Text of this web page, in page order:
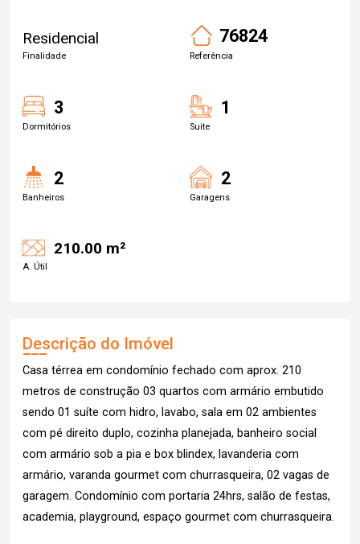
Residencial
Finalidade
76824
Referência
3
Dormitórios
1
Suite
2
Banheiros
2
Garagens
210.00 m²
A. Útil
Descrição do Imóvel
Casa térrea em condomínio fechado com aprox. 210
metros de construção 03 quartos com armário embutido
sendo 01 suíte com hidro, lavabo, sala em 02 ambientes
com pé direito duplo, cozinha planejada, banheiro social
com armário sob a pia e box blindex, lavanderia com
armário, varanda gourmet com churrasqueira, 02 vagas de
garagem. Condomínio com portaria 24hrs, salão de festas,
academia, playground, espaço gourmet com churrasqueira.